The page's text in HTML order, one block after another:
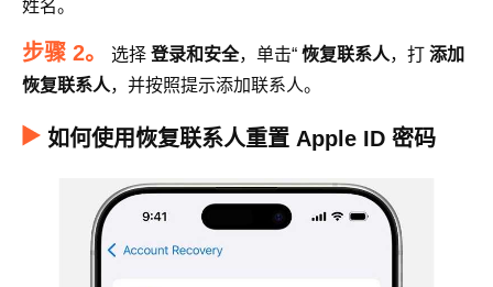
姓名。
步骤 2。 选择 登录和安全，单击“ 恢复联系人，打 添加
恢复联系人，并按照提示添加联系人。
如何使用恢复联系人重置 Apple ID 密码